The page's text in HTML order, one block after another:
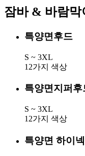
잠바 & 바람막
특양면후드
S ~ 3XL
12가지 색상
특양면지퍼후
S ~ 3XL
12가지 색상
특양면 하이